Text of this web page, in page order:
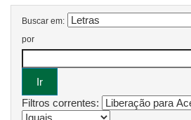
Buscar em:
por
Filtros correntes: